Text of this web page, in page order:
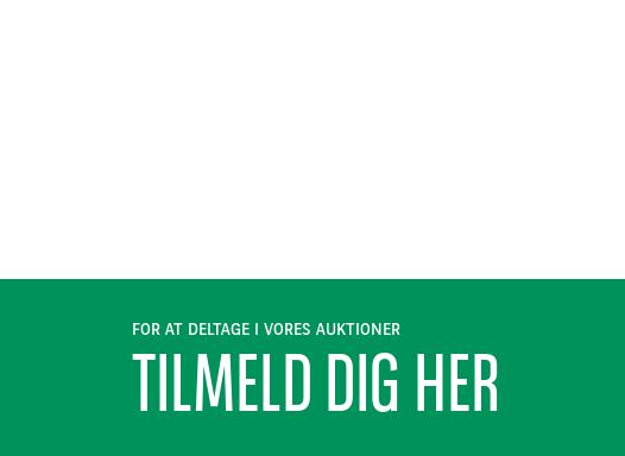
FOR AT DELTAGE I VORES AUKTIONER
TILMELD DIG HER